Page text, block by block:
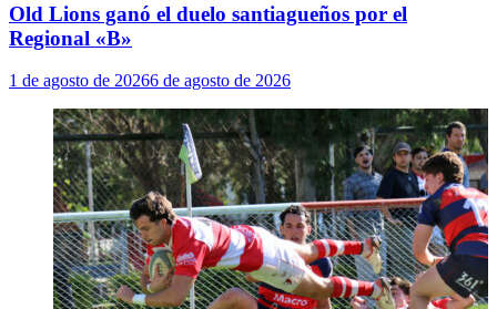
Old Lions ganó el duelo santiagueños por el
Regional «B»
1 de agosto de 20266 de agosto de 2026